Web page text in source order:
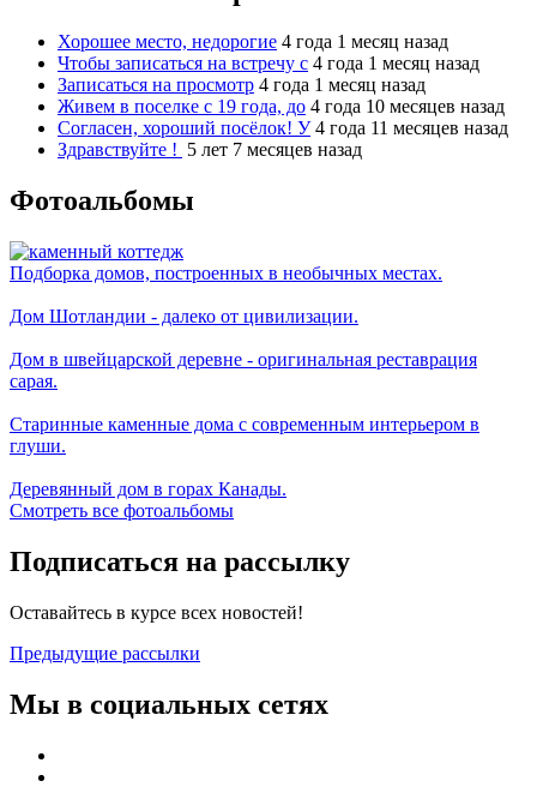
Хорошее место, недорогие 4 года 1 месяц назад
Чтобы записаться на встречу с 4 года 1 месяц назад
Записаться на просмотр 4 года 1 месяц назад
Живем в поселке с 19 года, до 4 года 10 месяцев назад
Согласен, хороший посёлок! У 4 года 11 месяцев назад
Здравствуйте ! 5 лет 7 месяцев назад
Фотоальбомы
Подборка домов, построенных в необычных местах.
Дом Шотландии - далеко от цивилизации.
Дом в швейцарской деревне - оригинальная реставрация
сарая.
Старинные каменные дома с современным интерьером в
глуши.
Деревянный дом в горах Канады.
Смотреть все фотоальбомы
Подписаться на рассылку
Оставайтесь в курсе всех новостей!
Предыдущие рассылки
Мы в социальных сетях